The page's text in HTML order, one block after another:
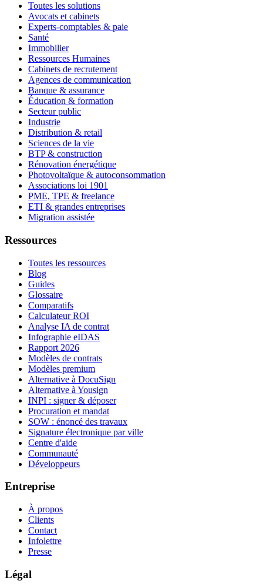
Toutes les solutions
Avocats et cabinets
Experts-comptables & paie
Santé
Immobilier
Ressources Humaines
Cabinets de recrutement
Agences de communication
Banque & assurance
Éducation & formation
Secteur public
Industrie
Distribution & retail
Sciences de la vie
BTP & construction
Rénovation énergétique
Photovoltaïque & autoconsommation
Associations loi 1901
PME, TPE & freelance
ETI & grandes entreprises
Migration assistée
Ressources
Toutes les ressources
Blog
Guides
Glossaire
Comparatifs
Calculateur ROI
Analyse IA de contrat
Infographie eIDAS
Rapport 2026
Modèles de contrats
Modèles premium
Alternative à DocuSign
Alternative à Yousign
INPI : signer & déposer
Procuration et mandat
SOW : énoncé des travaux
Signature électronique par ville
Centre d'aide
Communauté
Développeurs
Entreprise
À propos
Clients
Contact
Infolettre
Presse
Légal